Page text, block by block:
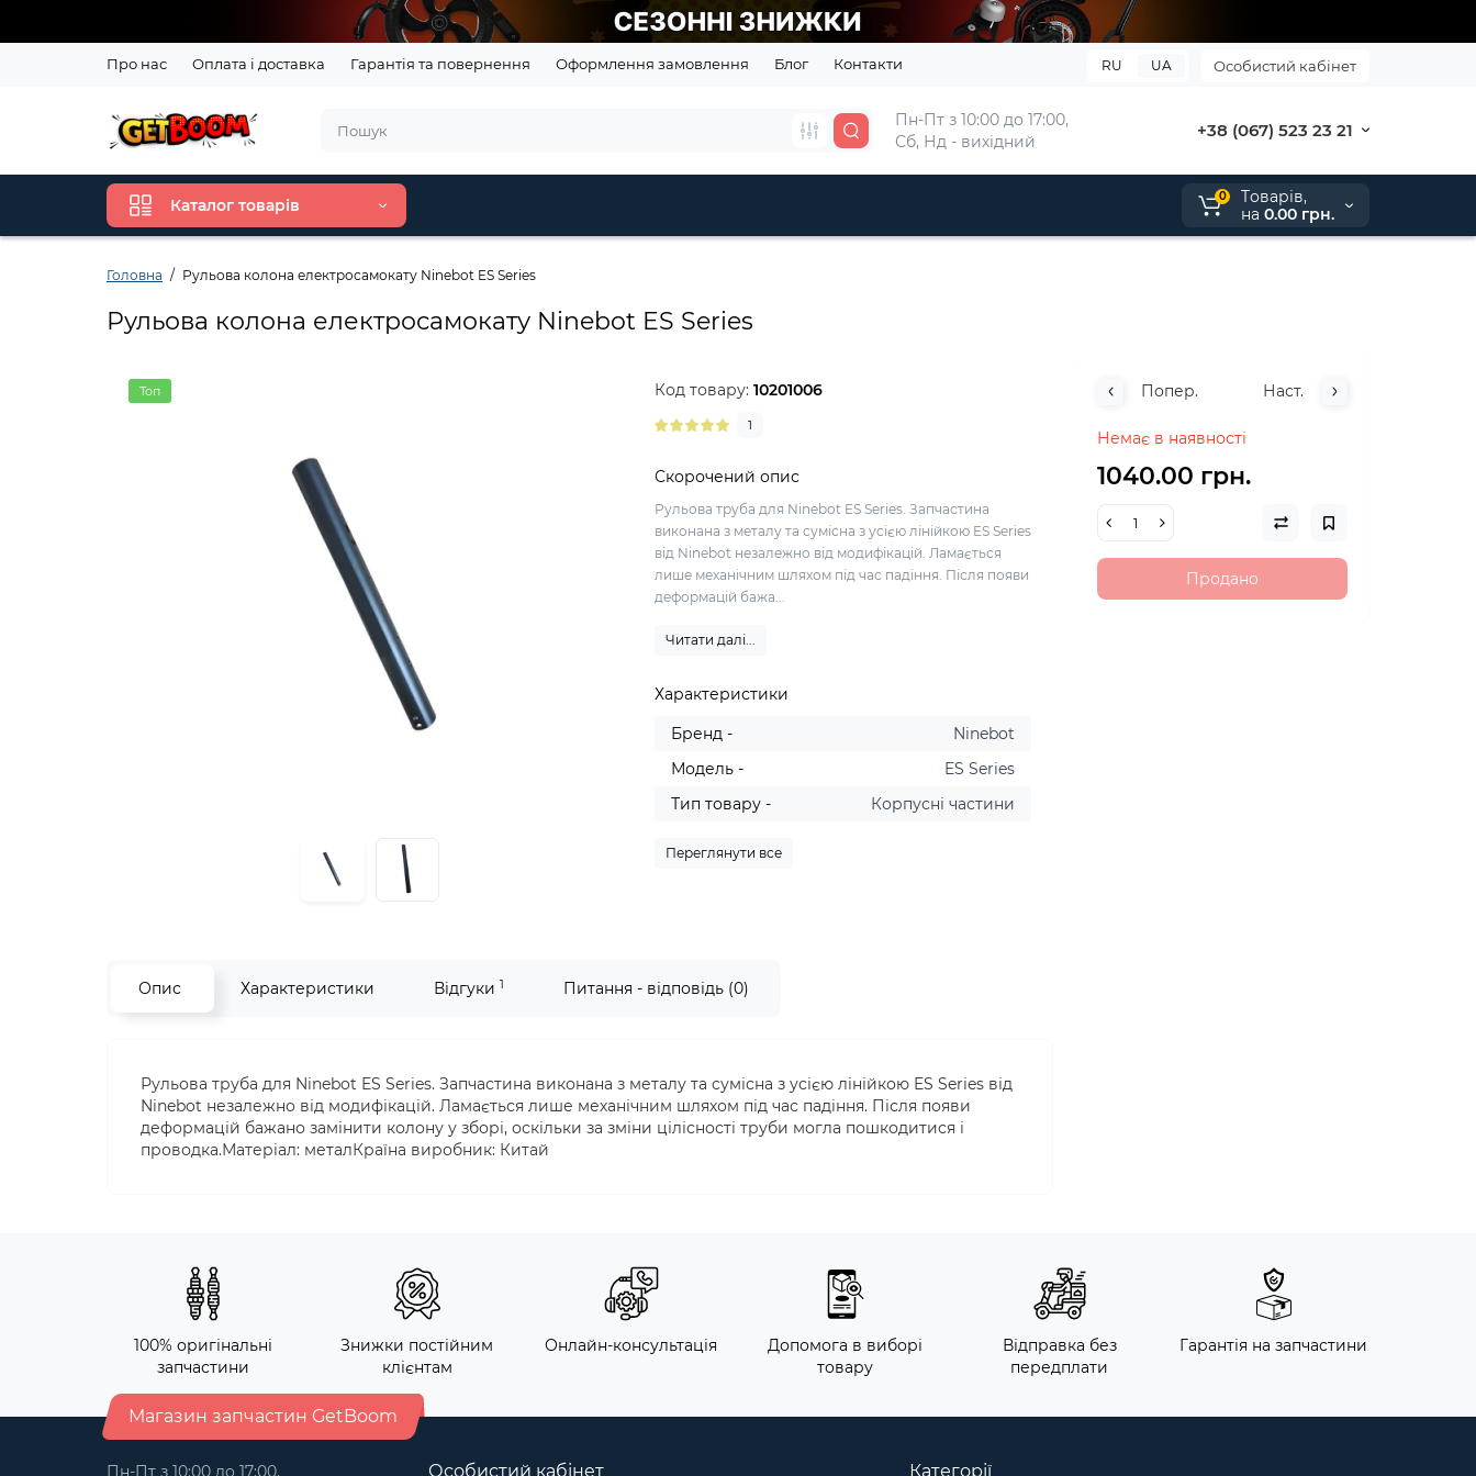
Про нас Оплата і доставка Гарантія та повернення Оформлення замовлення Блог Контакти Особистий кабінет
RU UA
Пн-Пт з 10:00 до 17:00,
Сб, Нд - вихідний
+38 (067) 523 23 21
Каталог товарів 0
Tоварів,
на 0.00 грн.
Головна Рульова колона електросамокату Ninebot ES Series
Рульова колона електросамокату Ninebot ES Series
Топ Код товару:10201006
1
Скорочений опис
Рульова труба для Ninebot ES Series. Запчастина
виконана з металу та сумісна з усією лінійкою ES Series
від Ninebot незалежно від модифікацій. Ламається
лише механічним шляхом під час падіння. Після появи
деформацій бажа...
Читати далі...
Характеристики
Бренд -
Ninebot
Модель -
ES Series
Тип товару -
Корпусні частини
Переглянути все
Попер. Наст.
Немає в наявності
1040.00 грн.
Продано
Опис Характеристики Відгуки 1 Питання - відповідь (0)
Рульова труба для Ninebot ES Series. Запчастина виконана з металу та сумісна з усією лінійкою ES Series від
Ninebot незалежно від модифікацій. Ламається лише механічним шляхом під час падіння. Після появи
деформацій бажано замінити колону у зборі, оскільки за зміни цілісності труби могла пошкодитися і
проводка.Матеріал: металКраїна виробник: Китай
100% оригінальні
запчастини
Знижки постійним
клієнтам
Онлайн-консультація
Допомога в виборі
товару
Відправка без
передплати
Гарантія на запчастини
Магазин запчастин GetBoom
Пн-Пт з 10:00 до 17:00, Особистий кабінет Категорії